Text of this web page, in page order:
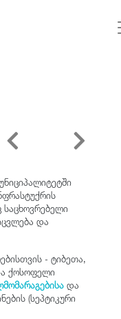
და
- ტიბეთა,
ქოსოფელი
და
(სეპტიკური